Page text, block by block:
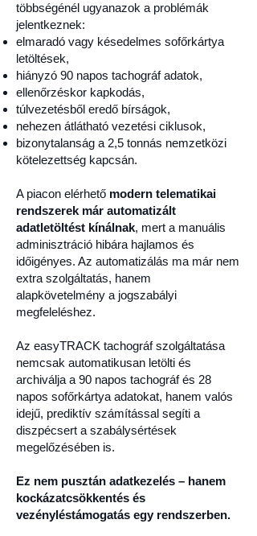
többségénél ugyanazok a problémák
jelentkeznek:
elmaradó vagy késedelmes sofőrkártya
letöltések,
hiányzó 90 napos tachográf adatok,
ellenőrzéskor kapkodás,
túlvezetésből eredő bírságok,
nehezen átlátható vezetési ciklusok,
bizonytalanság a 2,5 tonnás nemzetközi
kötelezettség kapcsán.
A piacon elérhető modern telematikai
rendszerek már automatizált
adatletöltést kínálnak, mert a manuális
adminisztráció hibára hajlamos és
időigényes. Az automatizálás ma már nem
extra szolgáltatás, hanem
alapkövetelmény a jogszabályi
megfeleléshez.
Az easyTRACK tachográf szolgáltatása
nemcsak automatikusan letölti és
archiválja a 90 napos tachográf és 28
napos sofőrkártya adatokat, hanem valós
idejű, prediktív számítással segíti a
diszpécsert a szabálysértések
megelőzésében is.
Ez nem pusztán adatkezelés – hanem
kockázatcsökkentés és
vezényléstámogatás egy rendszerben.